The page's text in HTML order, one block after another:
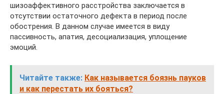
шизоаффективного расстройства заключается в
отсутствии остаточного дефекта в период после
обострения. В данном случае имеется в виду
пассивность, апатия, десоциализация, уплощение
эмоций.
Читайте также: Как называется боязнь пауков
и как перестать их бояться?